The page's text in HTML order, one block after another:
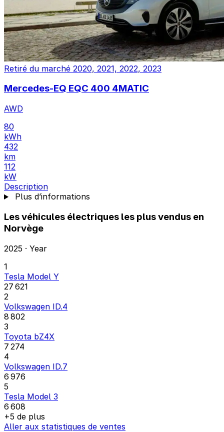
Retiré du marché 2020, 2021, 2022, 2023
Mercedes-EQ EQC 400 4MATIC
AWD
80
kWh
432
km
112
kW
Description
Plus d’informations
Les véhicules électriques les plus vendus en
Norvège
2025 · Year
1
Tesla Model Y
27 621
2
Volkswagen ID.4
8 802
3
Toyota bZ4X
7 274
4
Volkswagen ID.7
6 976
5
Tesla Model 3
6 608
+5 de plus
Aller aux statistiques de ventes